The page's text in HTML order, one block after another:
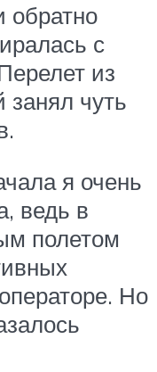
обратно
с
из
занял чуть
я очень
ведь в
полетом
Но